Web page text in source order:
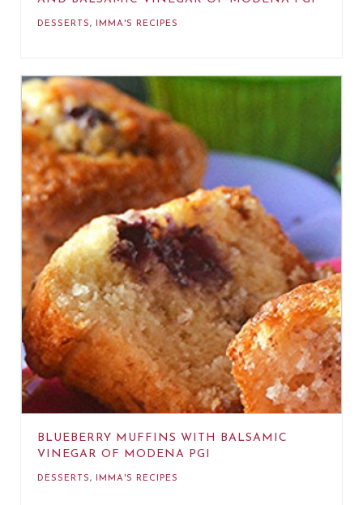
DESSERTS, IMMA'S RECIPES
BLUEBERRY MUFFINS WITH BALSAMIC
VINEGAR OF MODENA PGI
DESSERTS, IMMA'S RECIPES